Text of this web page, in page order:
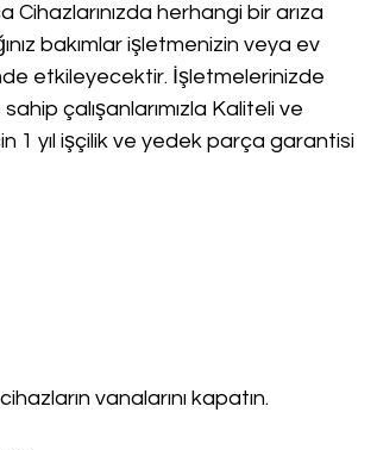
Cihazlarınızda herhangi bir arıza
bakımlar işletmenizin veya ev
etkileyecektir. İşletmelerinizde
çalışanlarımızla Kaliteli ve
1 yıl işçilik ve yedek parça garantisi
vanalarını kapatın.